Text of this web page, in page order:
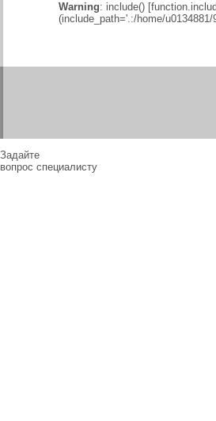
Warning: include() [
(include_path='.:/home/
Задайте
вопрос специалисту